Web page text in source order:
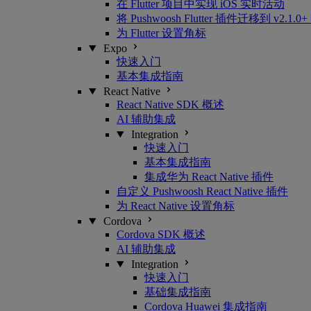
在 Flutter 项目中实现 iOS 实时活动
将 Pushwoosh Flutter 插件迁移到
为 Flutter 设置角标
Expo
快速入门
基本集成指南
React Native
React Native SDK 概述
AI 辅助集成
Integration
快速入门
基本集成指南
集成华为 React Native 插件
自定义 Pushwoosh React Native 插件
为 React Native 设置角标
Cordova
Cordova SDK 概述
AI 辅助集成
Integration
快速入门
基础集成指南
Cordova Huawei 集成指南